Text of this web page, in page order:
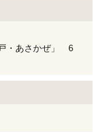
・あさかぜ」 6